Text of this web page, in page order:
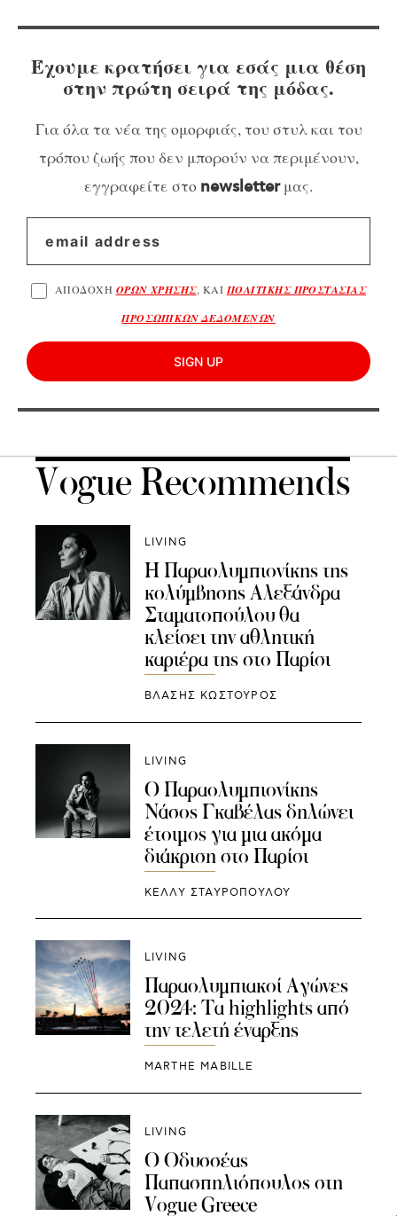
Έχουμε κρατήσει για εσάς μια θέση
στην πρώτη σειρά της μόδας.
Για όλα τα νέα της ομορφιάς, του στυλ και του
τρόπου ζωής που δεν μπορούν να περιμένουν,
εγγραφείτε στο newsletterμας.
ΑΠΟΔΟΧΗ ΟΡΩΝ ΧΡΗΣΗΣ, ΚΑΙ ΠΟΛΙΤΙΚΗΣ ΠΡΟΣΤΑΣΙΑΣ
ΠΡΟΣΩΠΙΚΩΝ ΔΕΔΟΜΕΝΩΝ
SIGN UP
Vogue Recommends
LIVING
Η Παραολυμπιονίκης της
κολύμβησης Αλεξάνδρα
Σταματοπούλου θα
κλείσει την αθλητική
καριέρα της στο Παρίσι
ΒΛΑΣΗΣ ΚΩΣΤΟΥΡΟΣ
LIVING
Ο Παραολυμπιονίκης
Νάσος Γκαβέλας δηλώνει
έτοιμος για μια ακόμα
διάκριση στο Παρίσι
ΚΕΛΛΥ ΣΤΑΥΡΟΠΟΥΛΟΥ
LIVING
Παραολυμπιακοί Αγώνες
2024: Τα highlights από
την τελετή έναρξης
MARTHE MABILLE
LIVING
Ο Οδυσσέας
Παπασπηλιόπουλος στη
Vogue Greece